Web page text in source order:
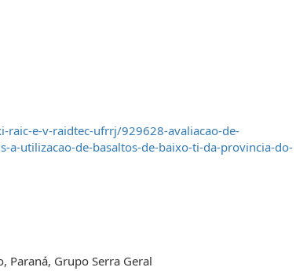
e-v-raidtec-ufrrj/929628-avaliacao-de-
a-utilizacao-de-basaltos-de-baixo-ti-da-provincia-do-
Paraná, Grupo Serra Geral